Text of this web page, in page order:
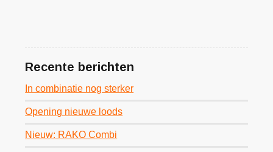
Recente berichten
In combinatie nog sterker
Opening nieuwe loods
Nieuw: RAKO Combi